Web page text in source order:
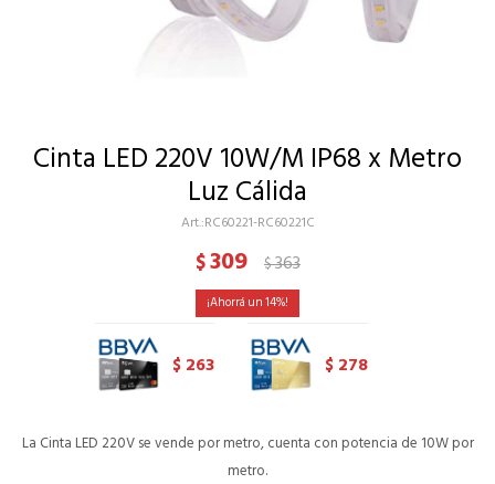
Cinta LED 220V 10W/M IP68 x Metro
Luz Cálida
RC60221-RC60221C
$309 $363
14
$ 263 $ 278
La Cinta LED 220V se vende por metro, cuenta con potencia de 10W por
metro.